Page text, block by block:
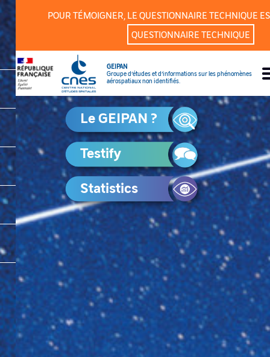
Cookies management panel
POUR TÉMOIGNER, LE QUESTIONNAIRE TECHNIQUE
QUESTIONNAIRE TECHNIQUE
GEIPAN
Groupe d’études et d’informations sur les phénomènes
aérospatiaux non identifiés.
Le GEIPAN ?
Testify
Statistics